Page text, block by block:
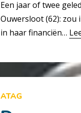
Een jaar of twee
Ouwersloot (62):
in haar financiën…
ATAG